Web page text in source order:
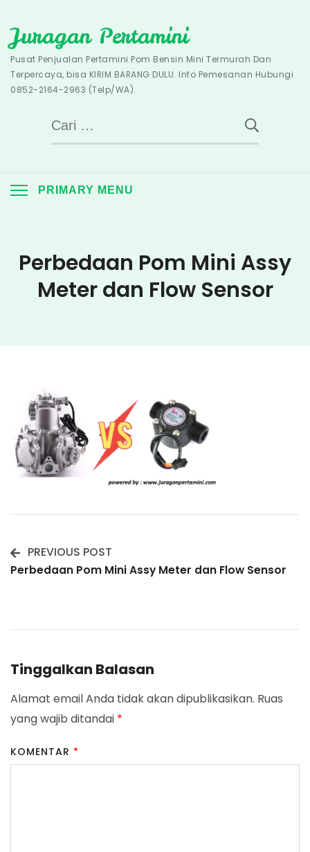
to
content
Juragan Pertamini
Pusat Penjualan Pertamini Pom Bensin Mini Termurah Dan
Terpercaya, bisa KIRIM BARANG DULU. Info Pemesanan Hubungi
0852-2164-2963 (Telp/WA).
Cari
untuk:
PRIMARY MENU
Perbedaan Pom Mini Assy
Meter dan Flow Sensor
Post
PREVIOUS POST
Perbedaan Pom Mini Assy Meter dan Flow Sensor
Tinggalkan Balasan
Alamat email Anda tidak akan dipublikasikan. Ruas
yang wajib ditandai *
KOMENTAR *